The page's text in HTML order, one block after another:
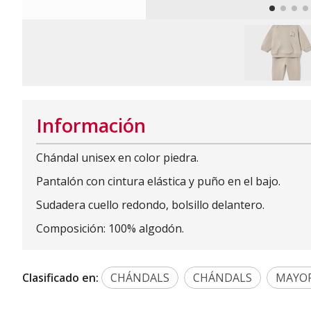
Información
Chándal unisex en color piedra.
Pantalón con cintura elástica y puño en el bajo.
Sudadera cuello redondo, bolsillo delantero.
Composición: 100% algodón.
Clasificado en: CHÁNDALS CHÁNDALS